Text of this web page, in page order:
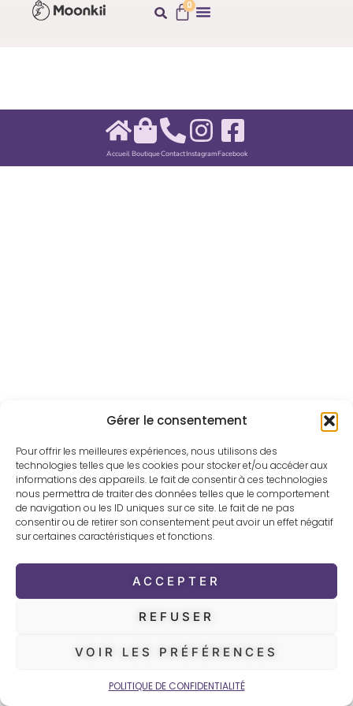
Gérer le consentement
Pour offrir les meilleures expériences, nous utilisons des
technologies telles que les cookies pour stocker et/ou accéder aux
informations des appareils. Le fait de consentir à ces technologies
nous permettra de traiter des données telles que le comportement
de navigation ou les ID uniques sur ce site. Le fait de ne pas
consentir ou de retirer son consentement peut avoir un effet négatif
sur certaines caractéristiques et fonctions.
ACCEPTER
REFUSER
VOIR LES PRÉFÉRENCES
POLITIQUE DE CONFIDENTIALITÉ
0
AccueilBoutiqueContactInstagramFacebook